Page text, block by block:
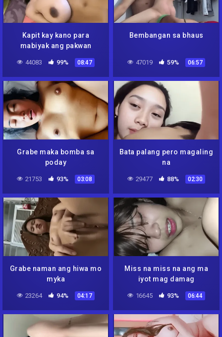
Kapit kay kano para
mabiyak ang pakwan
44083 99% 08:47
Bembangan sa bhaus
47019 59% 06:57
Grabe maka bomba sa
poday
21753 93% 03:08
Bata palang pero magaling
na
29477 88% 02:30
Grabe naman ang hiwa mo
myka
23264 94% 04:17
Miss na miss na ang ma
iyot mag damag
16645 93% 06:44